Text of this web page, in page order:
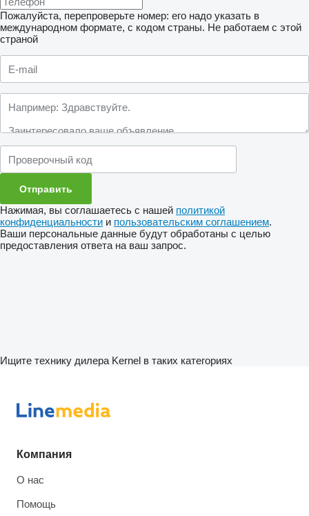
Пожалуйста, перепроверьте номер: его надо указать в
международном формате, с кодом страны. Не работаем с этой
страной
Нажимая, вы соглашаетесь с нашей политикой
конфиденциальности и пользовательским соглашением.
Ваши персональные данные будут обработаны с целью
предоставления ответа на ваш запрос.
Ищите технику дилера Kernel в таких категориях
Компания
О нас
Помощь